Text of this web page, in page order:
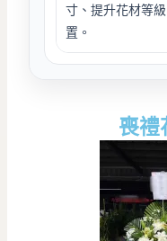
寸、提升花材等
置。
喪禮